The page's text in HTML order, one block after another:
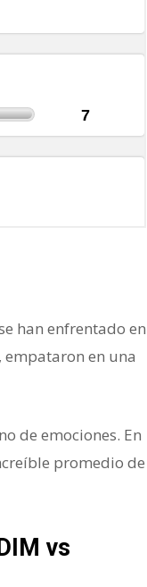
han enfrentado en
en una
de emociones. En
promedio de
vs